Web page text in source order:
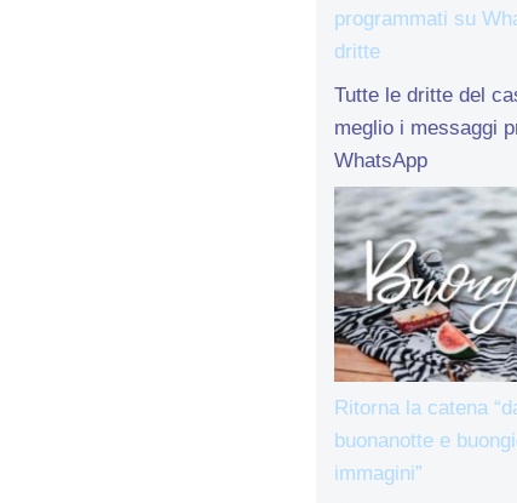
programmati su
dritte
Tutte le dritte del
meglio i messaggi
WhatsApp
Ritorna la catena
buonanotte e
immagini”